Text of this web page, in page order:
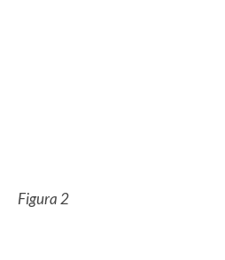
Figura 2